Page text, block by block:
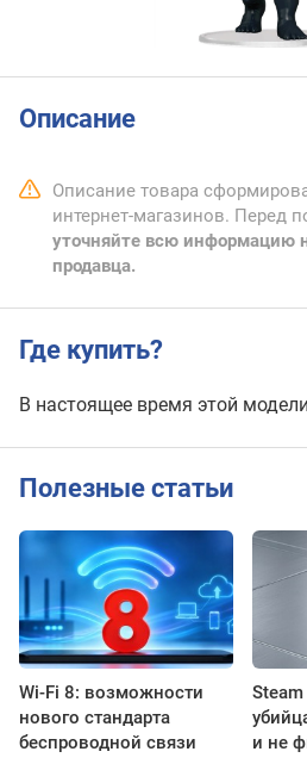
Описание
Описание товара
интернет-магазинов. Перед
уточняйте всю информацию
продавца.
Где купить?
В настоящее время этой
Полезные статьи
Wi-Fi 8: возможности
нового стандарта
беспроводной связи
и не